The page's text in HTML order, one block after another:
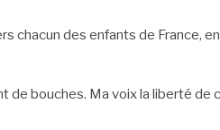
chacun des enfants de France, en
de bouches. Ma voix la liberté de